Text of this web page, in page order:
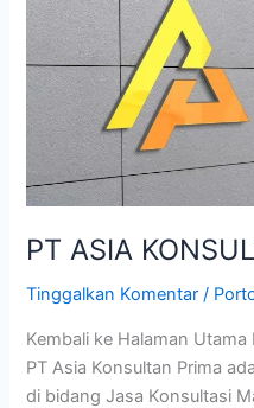
PT ASIA
Tinggalkan Komentar /
Kembali ke Halaman Utama
PT Asia Konsultan Prima
di bidang Jasa Konsultasi